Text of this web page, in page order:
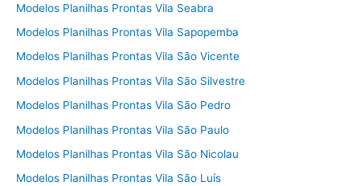
Modelos Planilhas Prontas Vila Seabra
Modelos Planilhas Prontas Vila Sapopemba
Modelos Planilhas Prontas Vila São Vicente
Modelos Planilhas Prontas Vila São Silvestre
Modelos Planilhas Prontas Vila São Pedro
Modelos Planilhas Prontas Vila São Paulo
Modelos Planilhas Prontas Vila São Nicolau
Modelos Planilhas Prontas Vila São Luís